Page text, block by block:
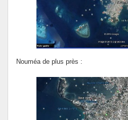
Nouméa de plus près :